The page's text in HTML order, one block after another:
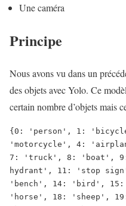
Une caméra
Principe
Nous avons vu dans un
des objets avec Yolo. Ce
certain nombre d’objets mais
{0: 'person', 1:
'motorcycle', 4:
7: 'truck', 8: 'boat',
hydrant', 11: 'stop
'bench', 14: 'bird',
'horse', 18: 'sheep',